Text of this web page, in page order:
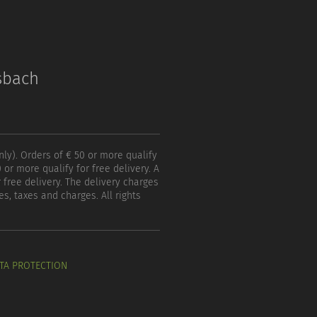
Orders of € 50 or more qualify
or more qualify for free delivery. A
delivery. The delivery charges
taxes and charges. All rights
PROTECTION